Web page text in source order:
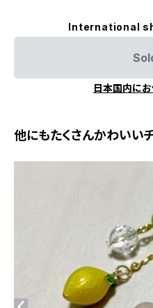
International
日本国内に
他にもたくさんかわいい